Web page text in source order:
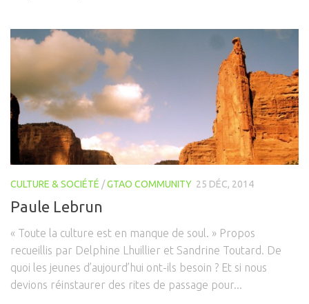
CULTURE & SOCIÉTÉ /GTAO COMMUNITY 25 DÉC, 2014
Paule Lebrun
« Toute la culture est en manque de soul. » Propos
recueillis par Delphine Lhuillier et Sandrine Toutard. De
quoi les jeunes d’aujourd’hui ont-ils besoin ? Et si nous
devions réinstaurer des rites de passage pour...